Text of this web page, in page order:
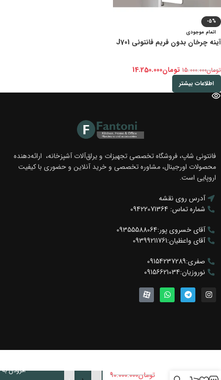
-5%
اتمام موجودی
آینه چرخان بدون فریم فانتونی J701
تومان15.000.000 تومان14.250.000
اطلاعات بیشتر
فانتونی شاپ، فروشگاه تخصصی تجهیزات و یراق‌آلات آشپزخانه، ارائه‌دهنده
محصولات اورجینال، مشاوره تخصصی و خرید آنلاین و حضوری با کیفیت
اروپایی است.
آدرس روی نقشه
شماره تماس: 09422071364
آقای خسروی پور:09355588064
آقای واعظیان:09399211761
صفری:09154237289
نوروزیان:09156621034
جک
برقی
تومان90.000.000 افزودن